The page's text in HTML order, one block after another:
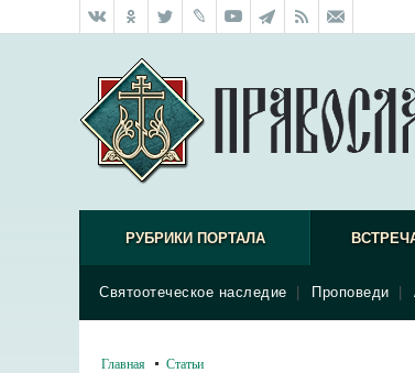
РУБРИКИ ПОРТАЛА
Святоотеческое наследие Проповеди
Главная Статьи